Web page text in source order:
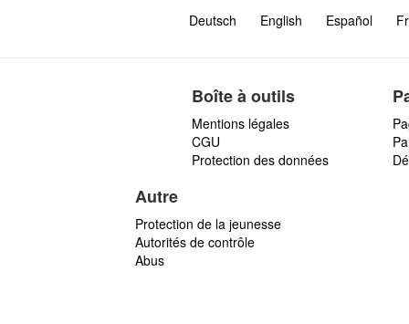
Deutsch English Español
Boîte à outils
Mentions légales
CGU
Protection des données
Autre
Protection de la jeunesse
Autorités de contrôle
Abus